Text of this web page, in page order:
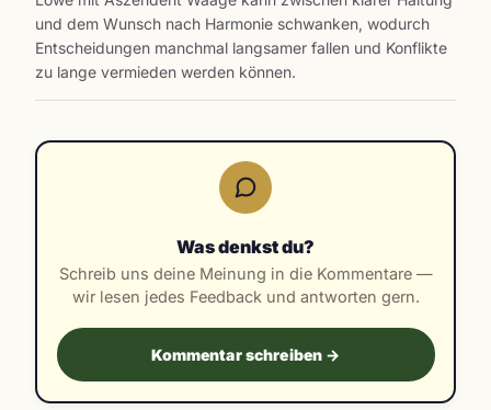
und dem Wunsch nach Harmonie schwanken, wodurch
Entscheidungen manchmal langsamer fallen und Konflikte
zu lange vermieden werden können.
Was denkst du?
Schreib uns deine Meinung in die Kommentare —
wir lesen jedes Feedback und antworten gern.
Kommentar schreiben →